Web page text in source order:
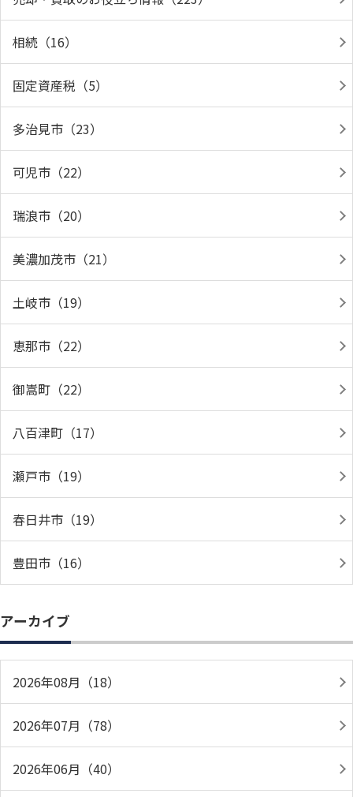
相続（16）
固定資産税（5）
多治見市（23）
可児市（22）
瑞浪市（20）
美濃加茂市（21）
土岐市（19）
恵那市（22）
御嵩町（22）
八百津町（17）
瀬戸市（19）
春日井市（19）
豊田市（16）
アーカイブ
2026年08月（18）
2026年07月（78）
2026年06月（40）